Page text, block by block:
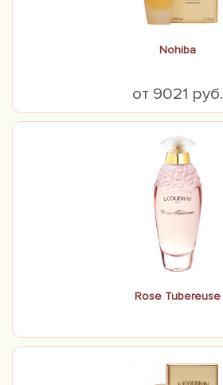
Nohiba
от 9021 руб.
Rose Tubereuse